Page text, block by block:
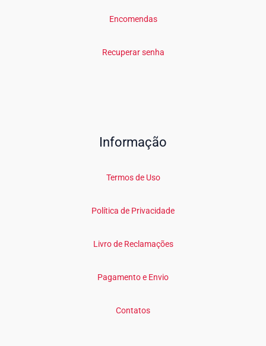
Encomendas
Recuperar senha
Informação
Termos de Uso
Política de Privacidade
Livro de Reclamações
Pagamento e Envio
Contatos